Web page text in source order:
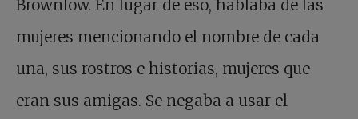
Brownlow. En lugar de eso, hablaba de las
mujeres mencionando el nombre de cada
una, sus rostros e historias, mujeres que
eran sus amigas. Se negaba a usar el